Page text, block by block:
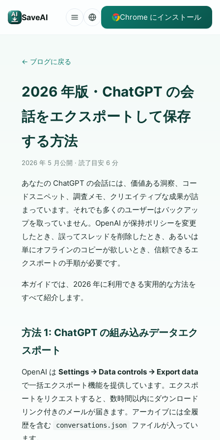
SaveAI Chrome にインストール
← ブログに戻る
2026 年版・ChatGPT の会
話をエクスポートして保存
する方法
2026 年 5 月公開 · 読了目安 6 分
あなたの ChatGPT の会話には、価値ある洞察、コー
ドスニペット、調査メモ、クリエイティブな成果が詰
まっています。それでも多くのユーザーはバックアッ
プを取っていません。OpenAI が保持ポリシーを変更
したとき、誤ってスレッドを削除したとき、あるいは
単にオフラインのコピーが欲しいとき、信頼できるエ
クスポートの手順が必要です。
本ガイドでは、2026 年に利用できる実用的な方法を
すべて紹介します。
方法 1: ChatGPT の組み込みデータエク
スポート
OpenAI は Settings → Data controls → Export data
で一括エクスポート機能を提供しています。エクスポ
ートをリクエストすると、数時間以内にダウンロード
リンク付きのメールが届きます。アーカイブには全履
歴を含む
conversations.json
ファイルが入ってい